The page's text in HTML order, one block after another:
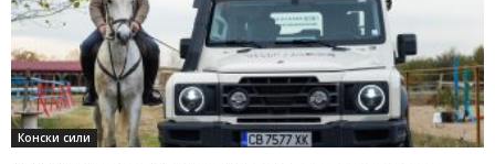
Конски сили